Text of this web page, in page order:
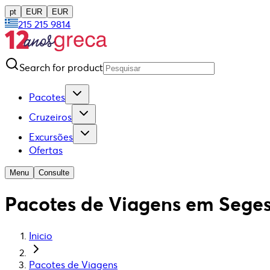
pt EUR EUR
215 215 9814
Search for product
Pacotes
Cruzeiros
Excursões
Ofertas
Menu Consulte
Pacotes de Viagens em
Inicio
Pacotes de Viagens